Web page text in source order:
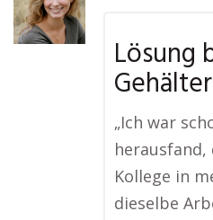
Lösung
„Ich war
herausfand,
Kollege in
dieselbe